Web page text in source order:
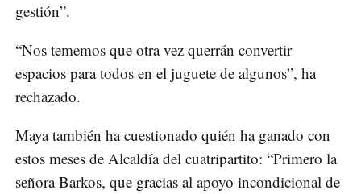
gestión”.
“Nos tememos que otra vez querrán convertir
espacios para todos en el juguete de algunos”, ha
rechazado.
Maya también ha cuestionado quién ha ganado con
estos meses de Alcaldía del cuatripartito: “Primero la
señora Barkos, que gracias al apoyo incondicional de